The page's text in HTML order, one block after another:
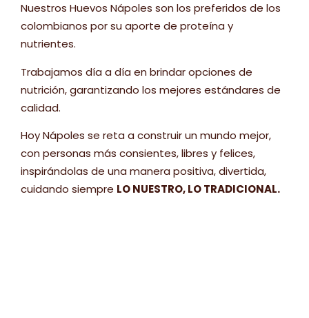
Nuestros Huevos Nápoles son los preferidos de los
colombianos por su aporte de proteína y
nutrientes.
Trabajamos día a día en brindar opciones de
nutrición, garantizando los mejores estándares de
calidad.
Hoy Nápoles se reta a construir un mundo mejor,
con personas más consientes, libres y felices,
inspirándolas de una manera positiva, divertida,
cuidando siempre LO NUESTRO, LO TRADICIONAL.